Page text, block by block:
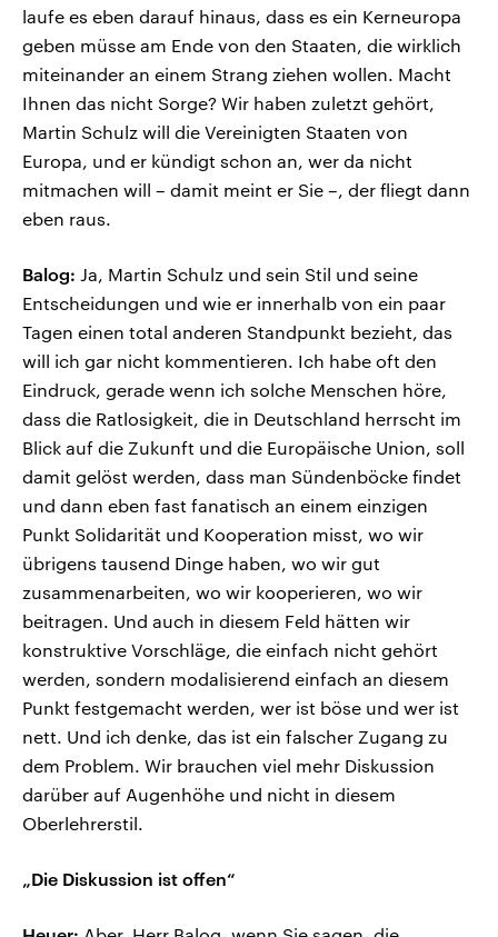
laufe es eben darauf hinaus, dass es ein Kerneuropa
geben müsse am Ende von den Staaten, die wirklich
miteinander an einem Strang ziehen wollen. Macht
Ihnen das nicht Sorge? Wir haben zuletzt gehört,
Martin Schulz will die Vereinigten Staaten von
Europa, und er kündigt schon an, wer da nicht
mitmachen will – damit meint er Sie –, der fliegt dann
eben raus.
Balog: Ja, Martin Schulz und sein Stil und seine
Entscheidungen und wie er innerhalb von ein paar
Tagen einen total anderen Standpunkt bezieht, das
will ich gar nicht kommentieren. Ich habe oft den
Eindruck, gerade wenn ich solche Menschen höre,
dass die Ratlosigkeit, die in Deutschland herrscht im
Blick auf die Zukunft und die Europäische Union, soll
damit gelöst werden, dass man Sündenböcke findet
und dann eben fast fanatisch an einem einzigen
Punkt Solidarität und Kooperation misst, wo wir
übrigens tausend Dinge haben, wo wir gut
zusammenarbeiten, wo wir kooperieren, wo wir
beitragen. Und auch in diesem Feld hätten wir
konstruktive Vorschläge, die einfach nicht gehört
werden, sondern modalisierend einfach an diesem
Punkt festgemacht werden, wer ist böse und wer ist
nett. Und ich denke, das ist ein falscher Zugang zu
dem Problem. Wir brauchen viel mehr Diskussion
darüber auf Augenhöhe und nicht in diesem
Oberlehrerstil.
„Die Diskussion ist offen“